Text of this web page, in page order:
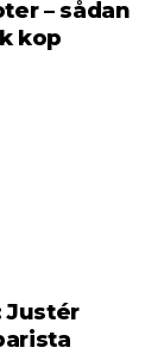
– sådan
kop
Justér